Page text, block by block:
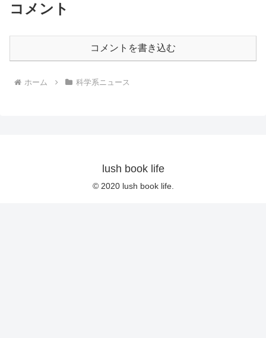
コメント
コメントを書き込む
ホーム 科学系ニュース
lush book life
© 2020 lush book life.